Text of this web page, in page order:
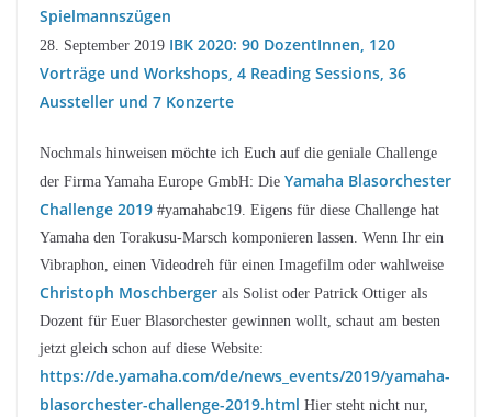
Spielmannszügen
28. September 2019 IBK 2020: 90 DozentInnen, 120
Vorträge und Workshops, 4 Reading Sessions, 36
Aussteller und 7 Konzerte
Nochmals hinweisen möchte ich Euch auf die geniale Challenge
der Firma Yamaha Europe GmbH: Die Yamaha Blasorchester
Challenge 2019 #yamahabc19. Eigens für diese Challenge hat
Yamaha den Torakusu-Marsch komponieren lassen. Wenn Ihr ein
Vibraphon, einen Videodreh für einen Imagefilm oder wahlweise
Christoph Moschberger als Solist oder Patrick Ottiger als
Dozent für Euer Blasorchester gewinnen wollt, schaut am besten
jetzt gleich schon auf diese Website:
https://de.yamaha.com/de/news_events/2019/yamaha-
blasorchester-challenge-2019.html Hier steht nicht nur,